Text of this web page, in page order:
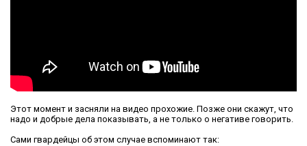
Этот момент и засняли на видео прохожие. Позже они скажут, что
надо и добрые дела показывать, а не только о негативе говорить.
Сами гвардейцы об этом случае вспоминают так: